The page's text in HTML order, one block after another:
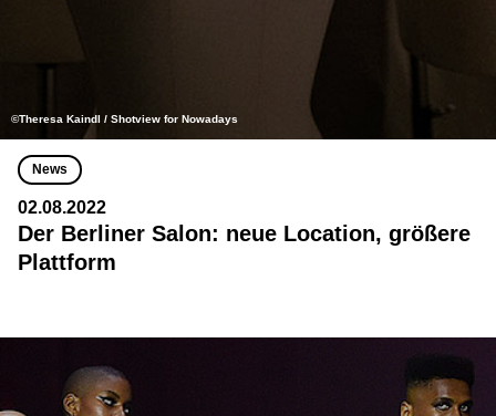
©Theresa Kaindl / Shotview for Nowadays
News
02.08.2022
Der Berliner Salon: neue Location, größere
Plattform